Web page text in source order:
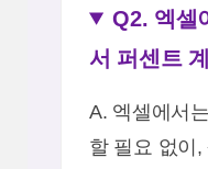
Q2. 엑셀
서 퍼센트
A. 엑셀에서
할 필요 없이